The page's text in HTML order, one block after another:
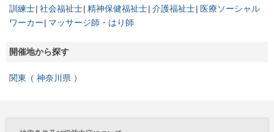
訓練士 社会福祉士 精神保健福祉士 介護福祉士 医療ソーシャル
ワーカー
マッサージ師・はり師
開催地から探す
関東 神奈川県